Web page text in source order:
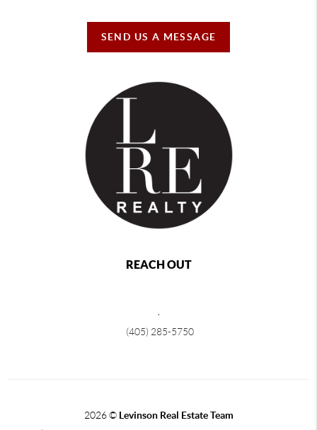
SEND US A MESSAGE
REACH OUT
(405) 285-5750
2026© Levinson Real Estate Team